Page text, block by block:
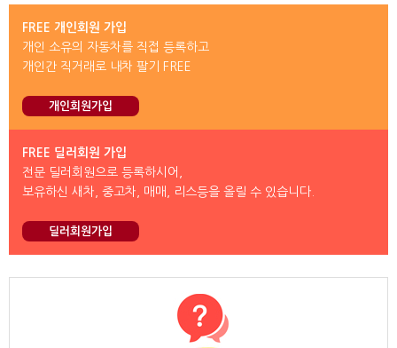
FREE 개인회원 가입
개인 소유의 자동차를 직접 등록하고
개인간 직거래로 내차 팔기 FREE
개인회원가입
FREE 딜러회원 가입
전문 딜러회원으로 등록하시어,
보유하신 새차, 중고차, 매매, 리스등을 올릴 수 있습니다.
딜러회원가입